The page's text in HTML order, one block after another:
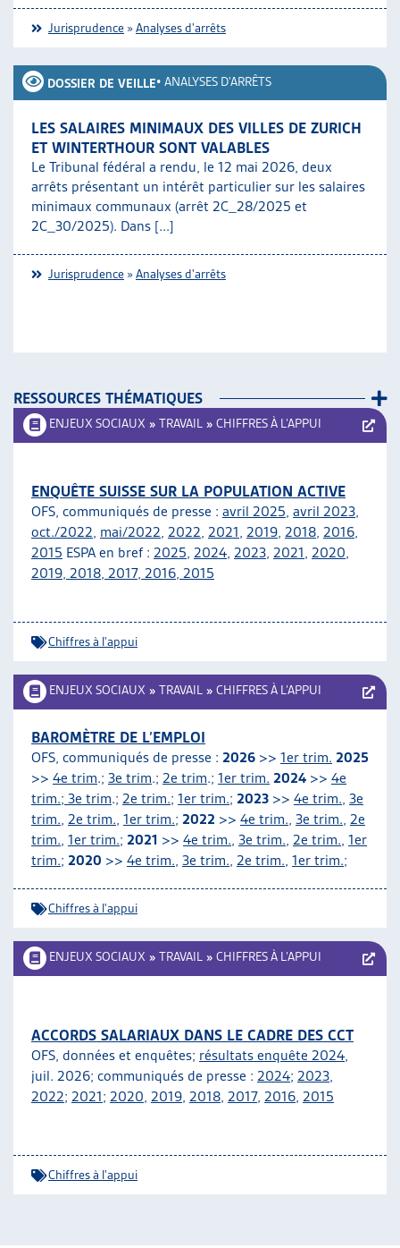
Jurisprudence »Analyses d'arrêts
DOSSIER DE VEILLE• ANALYSES D'ARRÊTS
LES SALAIRES MINIMAUX DES VILLES DE ZURICH
ET WINTERTHOUR SONT VALABLES
Le Tribunal fédéral a rendu, le 12 mai 2026, deux
arrêts présentant un intérêt particulier sur les salaires
minimaux communaux (arrêt 2C_28/2025 et
2C_30/2025). Dans [...]
Jurisprudence »Analyses d'arrêts
RESSOURCES THÉMATIQUES
ENJEUX SOCIAUX » TRAVAIL » CHIFFRES À L’APPUI
ENQUÊTE SUISSE SUR LA POPULATION ACTIVE
OFS, communiqués de presse : avril 2025, avril 2023,
oct./2022, mai/2022, 2022, 2021, 2019, 2018, 2016,
2015 ESPA en bref : 2025, 2024, 2023, 2021, 2020,
2019, 2018, 2017, 2016, 2015
Chiffres à l'appui
ENJEUX SOCIAUX » TRAVAIL » CHIFFRES À L’APPUI
BAROMÈTRE DE L’EMPLOI
OFS, communiqués de presse : 2026 >> 1er trim. 2025
>> 4e trim.; 3e trim.; 2e trim.; 1er trim. 2024 >> 4e
trim.; 3e trim.; 2e trim.; 1er trim.; 2023 >> 4e trim., 3e
trim., 2e trim., 1er trim.; 2022 >> 4e trim., 3e trim., 2e
trim., 1er trim.; 2021 >> 4e trim., 3e trim., 2e trim., 1er
trim.; 2020 >> 4e trim., 3e trim., 2e trim., 1er trim.;
Chiffres à l'appui
ENJEUX SOCIAUX » TRAVAIL » CHIFFRES À L’APPUI
ACCORDS SALARIAUX DANS LE CADRE DES CCT
OFS, données et enquêtes; résultats enquête 2024
juil. 2026; communiqués de presse : 2024; 2023
2022; 2021; 2020 2019 2018 2017, 2016 2015
Chiffres à l'appui